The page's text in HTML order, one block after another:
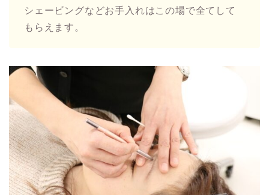
シェービングなどお手入れはこの場で全てして
もらえます。